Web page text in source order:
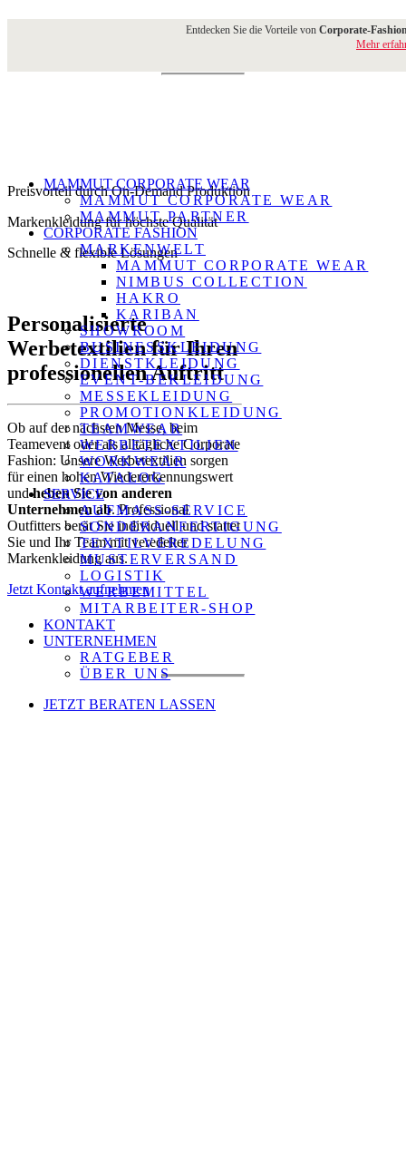
Entdecken Sie die Vorteile von Corporate-
Mehr
MAMMUT CORPORATE WEAR
MAMMUT CORPORATE WEAR
MAMMUT PARTNER
CORPORATE FASHION
MARKENWELT
MAMMUT CORPORATE WEAR
NIMBUS COLLECTION
HAKRO
KARIBAN
SHOWROOM
BUSINESSKLEIDUNG
DIENSTKLEIDUNG
EVENT-BEKLEIDUNG
MESSEKLEIDUNG
PROMOTIONKLEIDUNG
TEAMWEAR
WERBETEXTILIEN
WORKWEAR
KATALOG
SERVICE
AUFMASS-SERVICE
SONDERANFERTIGUNG
TEXTILVEREDELUNG
MUSTERVERSAND
LOGISTIK
WERBEMITTEL
MITARBEITER-SHOP
KONTAKT
UNTERNEHMEN
RATGEBER
ÜBER UNS
JETZT BERATEN LASSEN
WERBETEXTILIEN
Preisvorteil durch On-Demand Produktion
Markenkleidung für höchste Qualität
Schnelle & flexible Lösungen
Personalisierte
Werbetextilien für Ihren
professionellen Auftritt
Ob auf der nächsten Messe, beim
Teamevent oder als alltägliche Corporate
Fashion: Unsere Werbetextilien sorgen
für einen hohen Wiedererkennungswert
undheben Sie von anderen
Unternehmen ab. Professional
Outfitters berät Sie individuell und stattet
Sie und Ihr Team mit veredelter
Markenkleidung aus.
Jetzt Kontakt aufnehmen
UnsereErfolgsgeschichten